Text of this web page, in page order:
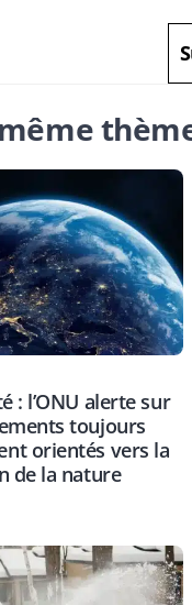
: l’ONU alerte sur
toujours
orientés vers la
de la nature